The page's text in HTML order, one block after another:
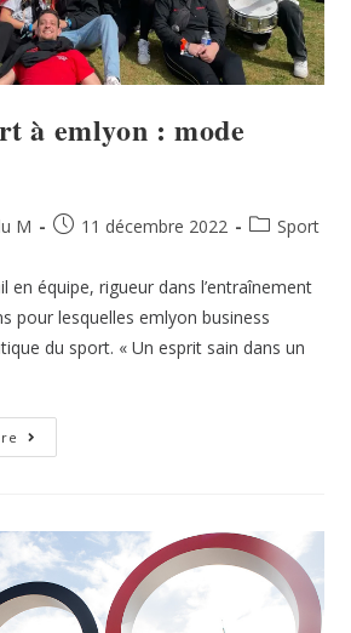
à emlyon : mode
M 11 décembre 2022 Sport
en équipe, rigueur dans l’entraînement
pour lesquelles emlyon business
du sport. « Un esprit sain dans un